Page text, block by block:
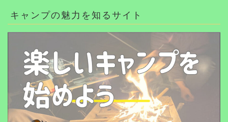
キャンプの魅力を知るサイト